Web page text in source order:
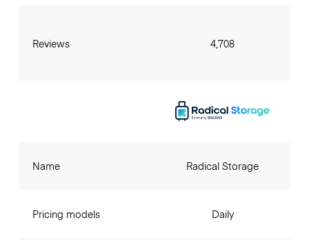
Reviews 4,708
Name
Pricing models
Radical Storage
Daily